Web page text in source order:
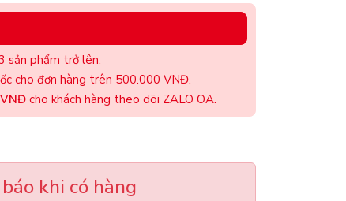
sản phẩm trở lên.
cho đơn hàng trên 500.000 VNĐ.
cho khách hàng theo dõi ZALO OA.
khi có hàng